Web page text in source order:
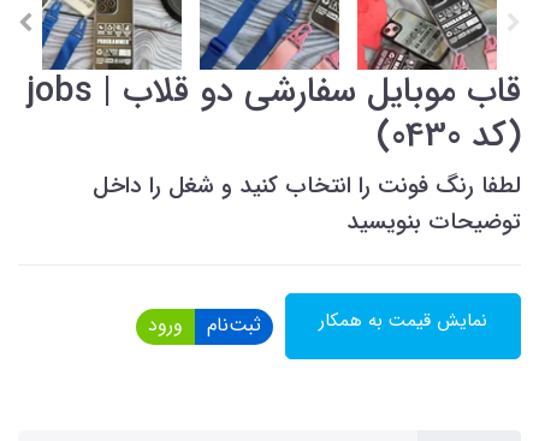
قاب موبایل سفارشی دو قلاب | jobs
(کد 0430)
لطفا رنگ فونت را انتخاب کنید و شغل را داخل
توضیحات بنویسید
نمایش قیمت به همکار ثبت‌نام ورود